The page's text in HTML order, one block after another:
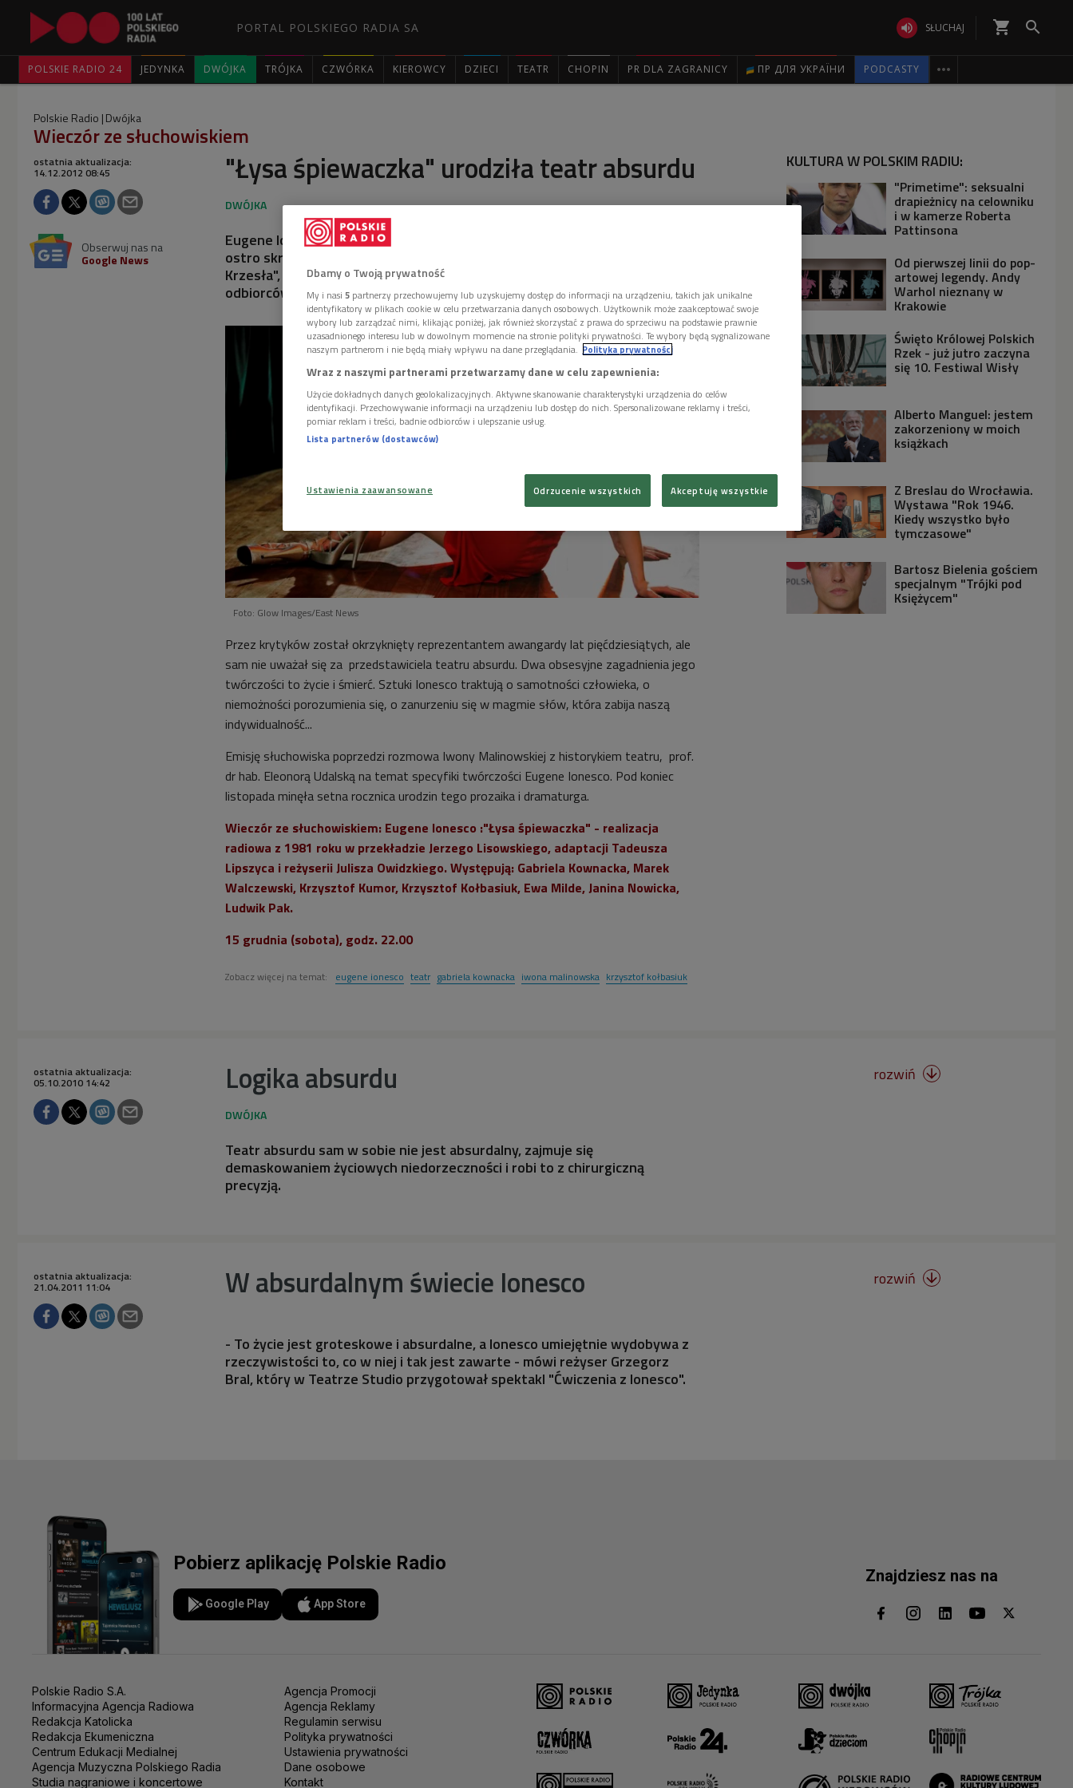
PORTAL POLSKIEGO RADIA SA  SŁUCHAJ shopping_cart 
POLSKIE RADIO 24 JEDYNKA DWÓJKA TRÓJKA CZWÓRKA KIEROWCY DZIECI TEATR CHOPIN PR DLA ZAGRANICY ПР ДЛЯ УКРАЇНИ PODCASTY 
Polskie Radio Dwójka
Wieczór ze słuchowiskiem
"Łysa śpiewaczka" urodziła teatr absurdu
ostatnia aktualizacja:
14.12.2012 08:45
Obserwuj nas na
Google News
Eugene Ionesco zadebiutował w teatrze i został... wygwizdany a także
ostro skrytykowany. Dopiero premiery następnych sztuk - "Lekcji",
Krzesła", "Nosorożca" - spotkały się ze zrozumieniem i uznaniem
odbiorców.
Foto: Glow Images/East News
Przez krytyków został okrzyknięty reprezentantem awangardy lat pięćdziesiątych, ale
sam nie uważał się za przedstawiciela teatru absurdu. Dwa obsesyjne zagadnienia jego
twórczości to życie i śmierć. Sztuki Ionesco traktują o samotności człowieka, o
niemożności porozumienia się, o zanurzeniu się w magmie słów, która zabija naszą
indywidualność...
Emisję słuchowiska poprzedzi rozmowa Iwony Malinowskiej z historykiem teatru, prof.
dr hab. Eleonorą Udalską na temat specyfiki twórczości Eugene Ionesco. Pod koniec
listopada minęła setna rocznica urodzin tego prozaika i dramaturga.
Wieczór ze słuchowiskiem: Eugene Ionesco :"Łysa śpiewaczka" - realizacja
radiowa z 1981 roku w przekładzie Jerzego Lisowskiego, adaptacji Tadeusza
Lipszyca i reżyserii Julisza Owidzkiego. Występują: Gabriela Kownacka, Marek
Walczewski, Krzysztof Kumor, Krzysztof Kołbasiuk, Ewa Milde, Janina Nowicka,
Ludwik Pak.
15 grudnia (sobota), godz. 22.00
Zobacz więcej na temat: eugene ionesco teatr gabriela kownacka iwona malinowska krzysztof kołbasiuk
KULTURA W POLSKIM RADIU:
"Primetime": seksualni
drapieżnicy na celowniku
i w kamerze Roberta
Pattinsona
Od pierwszej linii do pop-
artowej legendy. Andy
Warhol nieznany w
Krakowie
Święto Królowej Polskich
Rzek - już jutro zaczyna
się 10. Festiwal Wisły
Alberto Manguel: jestem
zakorzeniony w moich
książkach
Z Breslau do Wrocławia.
Wystawa "Rok 1946.
Kiedy wszystko było
tymczasowe"
Bartosz Bielenia gościem
specjalnym "Trójki pod
Księżycem"
Logika absurdu
ostatnia aktualizacja:
05.10.2010 14:42
Teatr absurdu sam w sobie nie jest absurdalny, zajmuje się
demaskowaniem życiowych niedorzeczności i robi to z chirurgiczną
precyzją.
rozwiń 
W absurdalnym świecie Ionesco
ostatnia aktualizacja:
21.04.2011 11:04
- To życie jest groteskowe i absurdalne, a Ionesco umiejętnie wydobywa z
rzeczywistości to, co w niej i tak jest zawarte - mówi reżyser Grzegorz
Bral, który w Teatrze Studio przygotował spektakl "Ćwiczenia z Ionesco".
rozwiń 
Pobierz aplikację Polskie Radio
Google Play App Store
Znajdziesz nas na
Polskie Radio S.A.
Informacyjna Agencja Radiowa
Redakcja Katolicka
Redakcja Ekumeniczna
Centrum Edukacji Medialnej
Agencja Muzyczna Polskiego Radia
Studia nagraniowe i koncertowe
Agencja Promocji
Agencja Reklamy
Regulamin serwisu
Polityka prywatności
Ustawienia prywatności
Dane osobowe
Kontakt
Dbamy o Twoją prywatność
My i nasi 5 partnerzy przechowujemy lub uzyskujemy dostęp do informacji na urządzeniu, takich jak unikalne
identyfikatory w plikach cookie w celu przetwarzania danych osobowych. Użytkownik może zaakceptować swoje
wybory lub zarządzać nimi, klikając poniżej, jak również skorzystać z prawa do sprzeciwu na podstawie prawnie
uzasadnionego interesu lub w dowolnym momencie na stronie polityki prywatności. Te wybory będą sygnalizowane
naszym partnerom i nie będą miały wpływu na dane przeglądania. Polityka prywatności
Wraz z naszymi partnerami przetwarzamy dane w celu zapewnienia:
Użycie dokładnych danych geolokalizacyjnych. Aktywne skanowanie charakterystyki urządzenia do celów
identyfikacji. Przechowywanie informacji na urządzeniu lub dostęp do nich. Spersonalizowane reklamy i treści,
pomiar reklam i treści, badnie odbiorców i ulepszanie usług.
Lista partnerów (dostawców)
Ustawienia zaawansowane Odrzucenie wszystkich Akceptuję wszystkie